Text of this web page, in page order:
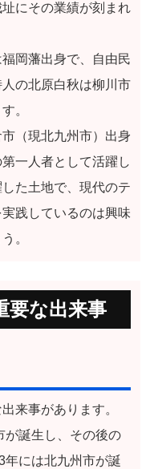
にその業績が刻まれ
岡藩出身で、自由民
の北原白秋は柳川市
。
（現北九州市）出身
一人者として活躍し
た土地で、現代のテ
践しているのは興味
。
要な出来事
来事があります。
が誕生し、その後の
年には北九州市が誕